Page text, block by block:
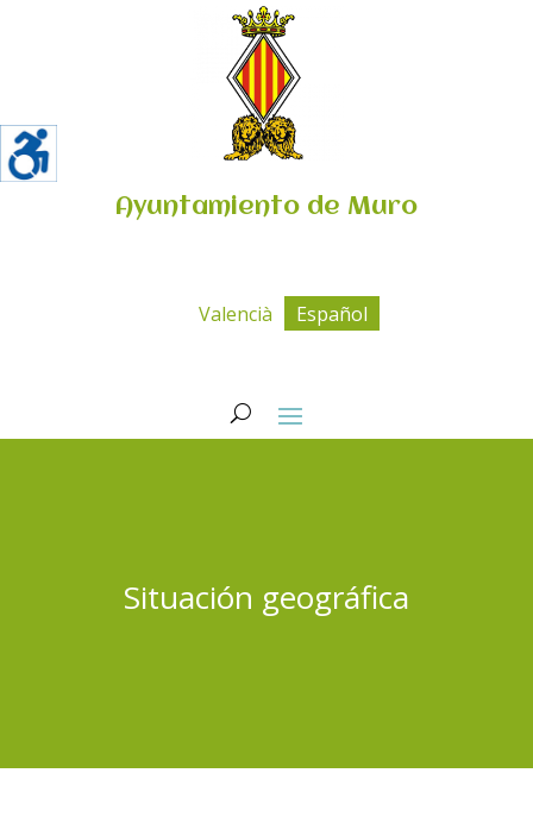
Ayuntamiento de Muro
Valencià Español
Situación geográfica